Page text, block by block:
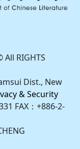
RIGHTS
Dist., New
& Security
FAX：+886-2-